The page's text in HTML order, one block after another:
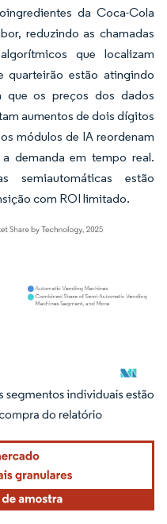
da Coca-Cola
reduzindo as chamadas
que localizam
quarteirão estão atingindo
que os preços dos dados
aumentos de dois dígitos
módulos de IA reordenam
demanda em tempo real.
semiautomáticas estão
com ROI limitado.
atribuição conforme CC BY 4.0.